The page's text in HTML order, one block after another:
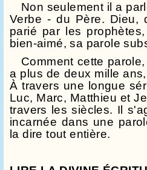
Non seulement il a
Verbe - du Père. Dieu,
parié par les
bien-aimé, sa parole
Comment cette
a plus de deux mille
À travers une longue
Luc, Marc, Matthieu et
travers les siècles. Il
incarnée dans une
la dire tout entière.